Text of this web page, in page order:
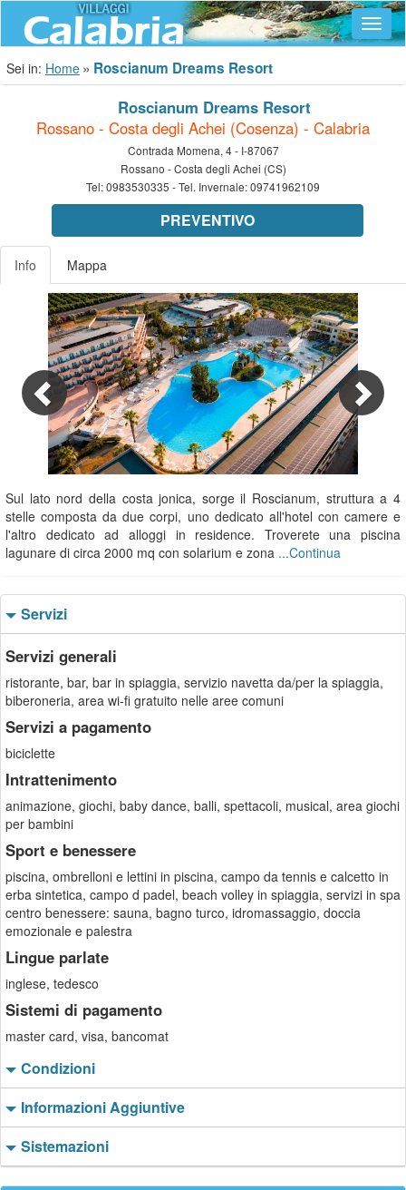
Sei in: Home Roscianum Dreams Resort
Roscianum Dreams Resort
Rossano - Costa degli Achei (Cosenza) - Calabria
Contrada Momena, 4 - I-87067
Rossano - Costa degli Achei (CS)
Tel:0983530335 - Tel. Invernale:09741962109
PREVENTIVO
Info Mappa
1/3
Previous
Sul lato nord della costa jonica, sorge il Roscianum, struttura a 4
stelle composta da due corpi, uno dedicato all'hotel con camere e
l'altro dedicato ad alloggi in residence. Troverete una piscina
lagunare di circa 2000 mq con solarium e zona ...Continua
Servizi
Servizi generali
ristorante, bar, bar in spiaggia, servizio navetta da/per la spiaggia,
biberoneria, area wi-fi gratuito nelle aree comuni
Servizi a pagamento
biciclette
Intrattenimento
animazione, giochi, baby dance, balli, spettacoli, musical, area giochi
per bambini
Sport e benessere
piscina, ombrelloni e lettini in piscina, campo da tennis e calcetto in
erba sintetica, campo d padel, beach volley in spiaggia, servizi in spa
centro benessere: sauna, bagno turco, idromassaggio, doccia
emozionale e palestra
Lingue parlate
inglese, tedesco
Sistemi di pagamento
master card, visa, bancomat
Condizioni
Informazioni Aggiuntive
Sistemazioni